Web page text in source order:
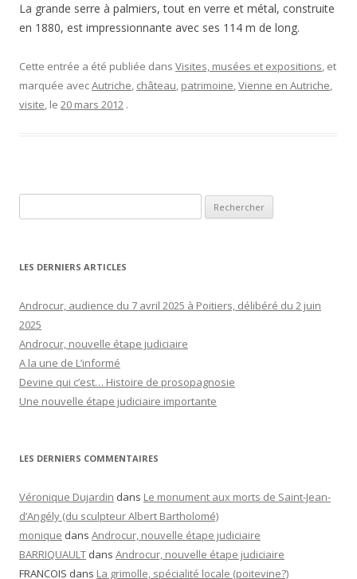
La grande serre à palmiers, tout en verre et métal, construite
en 1880, est impressionnante avec ses 114 m de long.
Cette entrée a été publiée dans Visites, musées et expositions, et
marquée avecAutriche, château, patrimoine,Vienne en Autriche,
visite, le 20 mars 2012 .
LES DERNIERS ARTICLES
Androcur, audience du 7 avril 2025 à Poitiers, délibéré du 2 juin
2025
Androcur, nouvelle étape judiciaire
A la une de L’informé
Devine qui c’est… Histoire de prosopagnosie
Une nouvelle étape judiciaire importante
LES DERNIERS COMMENTAIRES
Véronique Dujardin dans Le monument aux morts de Saint-Jean-
d’Angély (du sculpteur Albert Bartholomé)
monique dans Androcur, nouvelle étape judiciaire
BARRIQUAULT dans Androcur, nouvelle étape judiciaire
FRANCOIS dans La grimolle, spécialité locale (poitevine?)